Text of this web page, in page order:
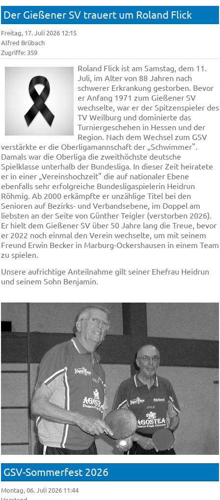
Der Gießener SV trauert um Roland Flick
Freitag, 17. Juli 2026 12:15
Alfred Brübach
Zugriffe: 359
Roland Flick ist am Samstag, dem 11.
Juli, im Alter von 88 Jahren nach
schwerer Erkrankung gestorben. Bevor
er Anfang 1971 zum Gießener SV
wechselte, war er der Spitzenspieler des
TV Weilburg und dominierte das
Turniergeschehen in Hessen und der
Region. Nach dem Wechsel zum GSV
verstärkte er die Oberligamannschaft der „Schwimmer".
Damals war die Oberliga die zweithöchste deutsche
Spielklasse unterhalb der Bundesliga. In dieser Zeit heiratete
er in einer „Vereinshochzeit" die auf nationaler Ebene
ebenfalls sehr erfolgreiche Bundesligaspielerin Heidrun
Röhmig. Ab 2000 erkämpfte er unzählige Titel bei den
Senioren auf Bezirks- und Verbandsebene, im Doppel am
liebsten an der Seite von Günther Teigler (verstorben 2026).
Er hielt dem Gießener SV über 50 Jahre lang die Treue, bevor
er 2022 noch einmal den Verein wechselte, um mit seinem
Freund Erwin Becker in Marburg-Ockershausen in einem Team
zu spielen.
Unsere aufrichtige Anteilnahme gilt seiner Ehefrau Heidrun
und seinem Sohn Benjamin.
GSV-Sommerfest 2026
Montag, 06. Juli 2026 11:44